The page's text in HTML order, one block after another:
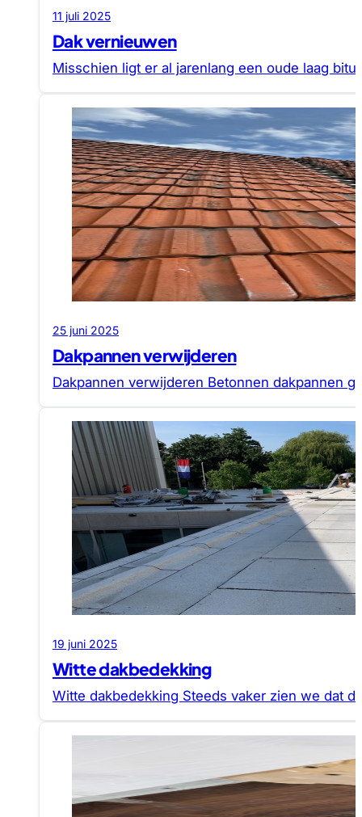
11 juli 2025
Dak vernieuwen
Misschien ligt er al jarenlang een oude laag
25 juni 2025
Dakpannen verwijderen
Dakpannen verwijderen Betonnen dakpannen
19 juni 2025
Witte dakbedekking
Witte dakbedekking Steeds vaker zien we dat